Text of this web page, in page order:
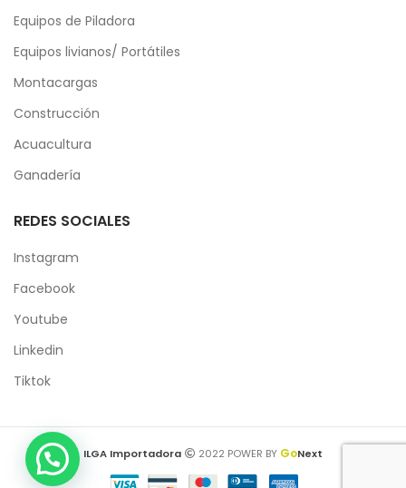
Equipos de Piladora
Equipos livianos/ Portátiles
Montacargas
Construcción
Acuacultura
Ganadería
REDES SOCIALES
Instagram
Facebook
Youtube
Linkedin
Tiktok
ILGA Importadora 2022 POWER BY GoNext